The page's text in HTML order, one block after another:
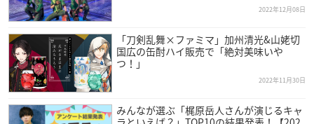
2022年12月08日
「刀剣乱舞×ファミマ」加州清光&山姥切
国広の缶酎ハイ販売で「絶対美味いや
つ！」
2022年11月30日
みんなが選ぶ「梶原岳人さんが演じるキャ